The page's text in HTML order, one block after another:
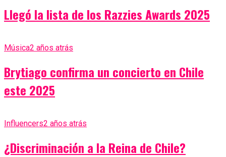
Llegó la lista de los Razzies Awards 2025
Música2 años atrás
Brytiago confirma un concierto en Chile
este 2025
Influencers2 años atrás
¿Discriminación a la Reina de Chile?